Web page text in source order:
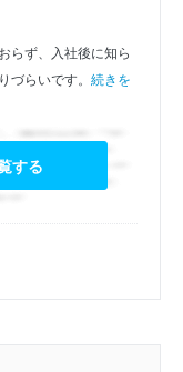
らず、入社後に知ら
らいです。 続きを
する